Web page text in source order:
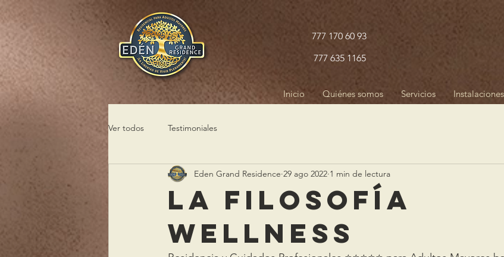
777 170 60 93
777 635 1165
Inicio Quiénes somos Servicios Instalaciones
Ver todos Testimoniales
La Filosofía
Wellness
Eden Grand Residence 29 ago 2022 1 min de lectura